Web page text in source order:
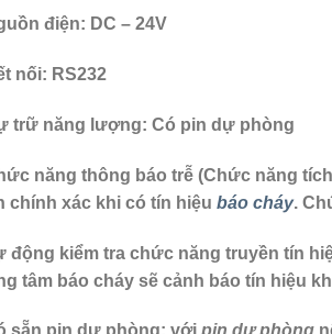
điện: DC – 24V
nối: RS232
trữ năng lượng: Có pin dự phòng
năng thông báo trễ (Chức năng
chính xác khi có tín hiệu báo cháy.
động kiểm tra chức năng truyền tín
tâm báo cháy sẽ cảnh báo tín hiệu